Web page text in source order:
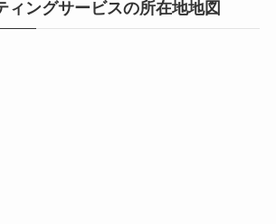
ィングサービスの所在地地図